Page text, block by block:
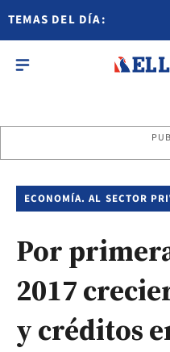
TEMAS DEL DÍA:
ECONOMÍA. AL SECTOR
Por
2017
y créditos